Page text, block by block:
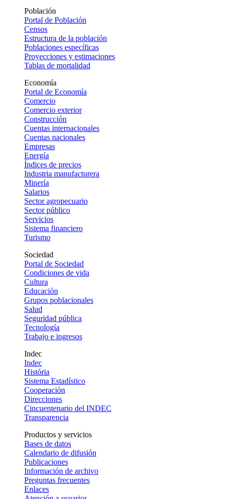
Población
Portal de Población
Censos
Estructura de la población
Poblaciones específicas
Proyecciones y estimaciones
Tablas de mortalidad
Economía
Portal de Economía
Comercio
Comercio exterior
Construcción
Cuentas internacionales
Cuentas nacionales
Empresas
Energía
Índices de precios
Industria manufacturera
Minería
Salarios
Sector agropecuario
Sector público
Servicios
Sistema financiero
Turismo
Sociedad
Portal de Sociedad
Condiciones de vida
Cultura
Educación
Grupos poblacionales
Salud
Seguridad pública
Tecnología
Trabajo e ingresos
Indec
Indec
História
Sistema Estadístico
Cooperación
Direcciones
Cincuentenario del INDEC
Transparencia
Productos y servicios
Bases de datos
Calendario de difusión
Publicaciones
Información de archivo
Preguntas frecuentes
Enlaces